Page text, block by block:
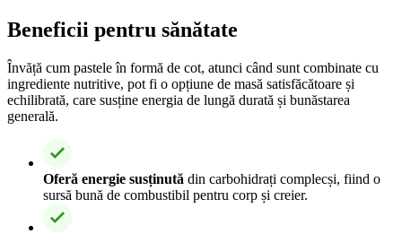
Beneficii pentru sănătate
Învăță cum pastele în formă de cot, atunci când sunt combinate cu
ingrediente nutritive, pot fi o opțiune de masă satisfăcătoare și
echilibrată, care susține energia de lungă durată și bunăstarea
generală.
Oferă energie susținută din carbohidrați complecși, fiind o
sursă bună de combustibil pentru corp și creier.